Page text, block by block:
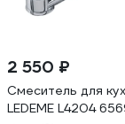
2 550 ₽
Смеситель для
LEDEME L4204